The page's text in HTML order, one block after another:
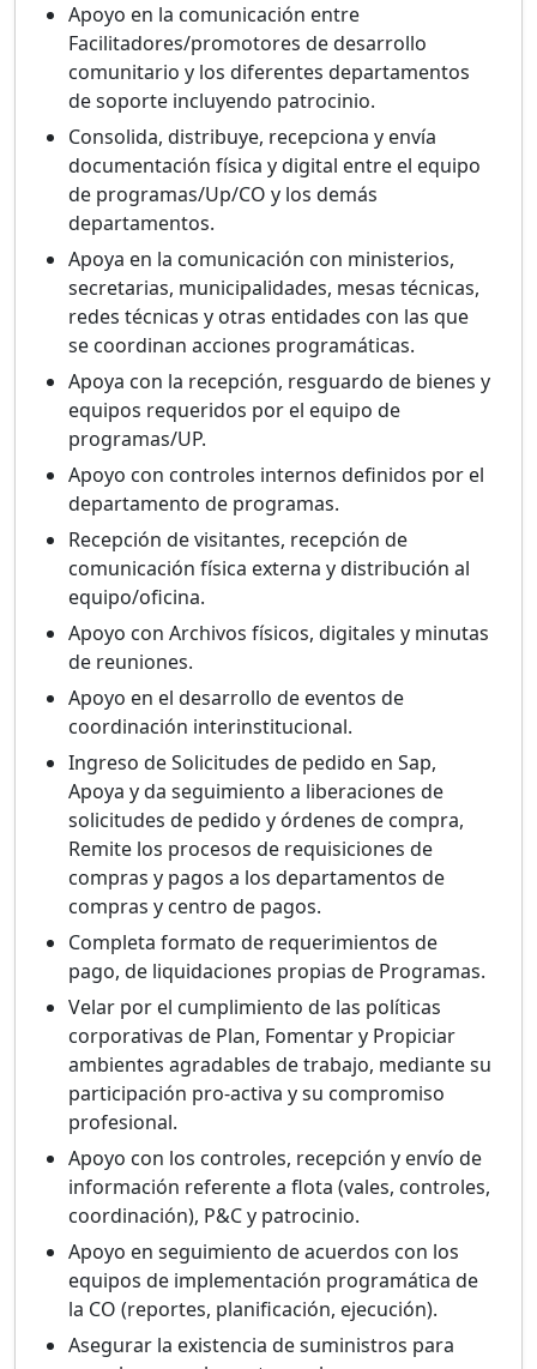
Apoyo en la comunicación entre
Facilitadores/promotores de desarrollo
comunitario y los diferentes departamentos
de soporte incluyendo patrocinio.
Consolida, distribuye, recepciona y envía
documentación física y digital entre el equipo
de programas/Up/CO y los demás
departamentos.
Apoya en la comunicación con ministerios,
secretarias, municipalidades, mesas técnicas,
redes técnicas y otras entidades con las que
se coordinan acciones programáticas.
Apoya con la recepción, resguardo de bienes y
equipos requeridos por el equipo de
programas/UP.
Apoyo con controles internos definidos por el
departamento de programas.
Recepción de visitantes, recepción de
comunicación física externa y distribución al
equipo/oficina.
Apoyo con Archivos físicos, digitales y minutas
de reuniones.
Apoyo en el desarrollo de eventos de
coordinación interinstitucional.
Ingreso de Solicitudes de pedido en Sap,
Apoya y da seguimiento a liberaciones de
solicitudes de pedido y órdenes de compra,
Remite los procesos de requisiciones de
compras y pagos a los departamentos de
compras y centro de pagos.
Completa formato de requerimientos de
pago, de liquidaciones propias de Programas.
Velar por el cumplimiento de las políticas
corporativas de Plan, Fomentar y Propiciar
ambientes agradables de trabajo, mediante su
participación pro-activa y su compromiso
profesional.
Apoyo con los controles, recepción y envío de
información referente a flota (vales, controles,
coordinación), P&C y patrocinio.
Apoyo en seguimiento de acuerdos con los
equipos de implementación programática de
la CO (reportes, planificación, ejecución).
Asegurar la existencia de suministros para